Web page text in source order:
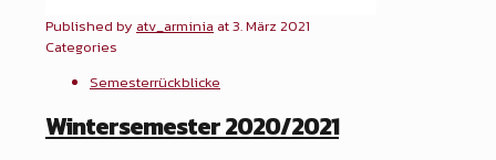
Published by atv_arminia at3. März 2021
Categories
Semesterrückblicke
Wintersemester 2020/2021